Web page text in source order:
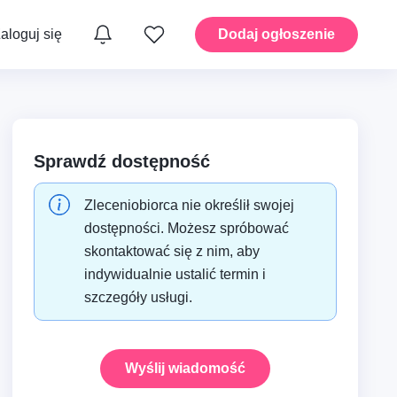
Dom – Ogród i przestrzenie
zewnętrzne
Dom – Montaż i drobne
prace
Mobilność – Transport i
przeprowadzki
się Dodaj ogłoszenie
Sprawdź dostępność
Zleceniobiorca nie określił swojej
dostępności. Możesz spróbować
skontaktować się z nim, aby
indywidualnie ustalić termin i
szczegóły usługi.
Wyślij wiadomość